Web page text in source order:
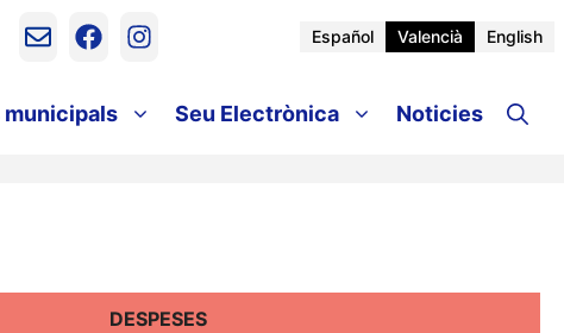
Español Valencià English
Seu Electrònica Noticies
DESPESES